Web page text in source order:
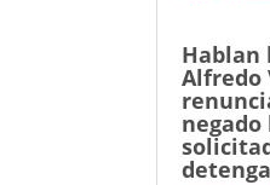
Hablan
Alfredo
negado